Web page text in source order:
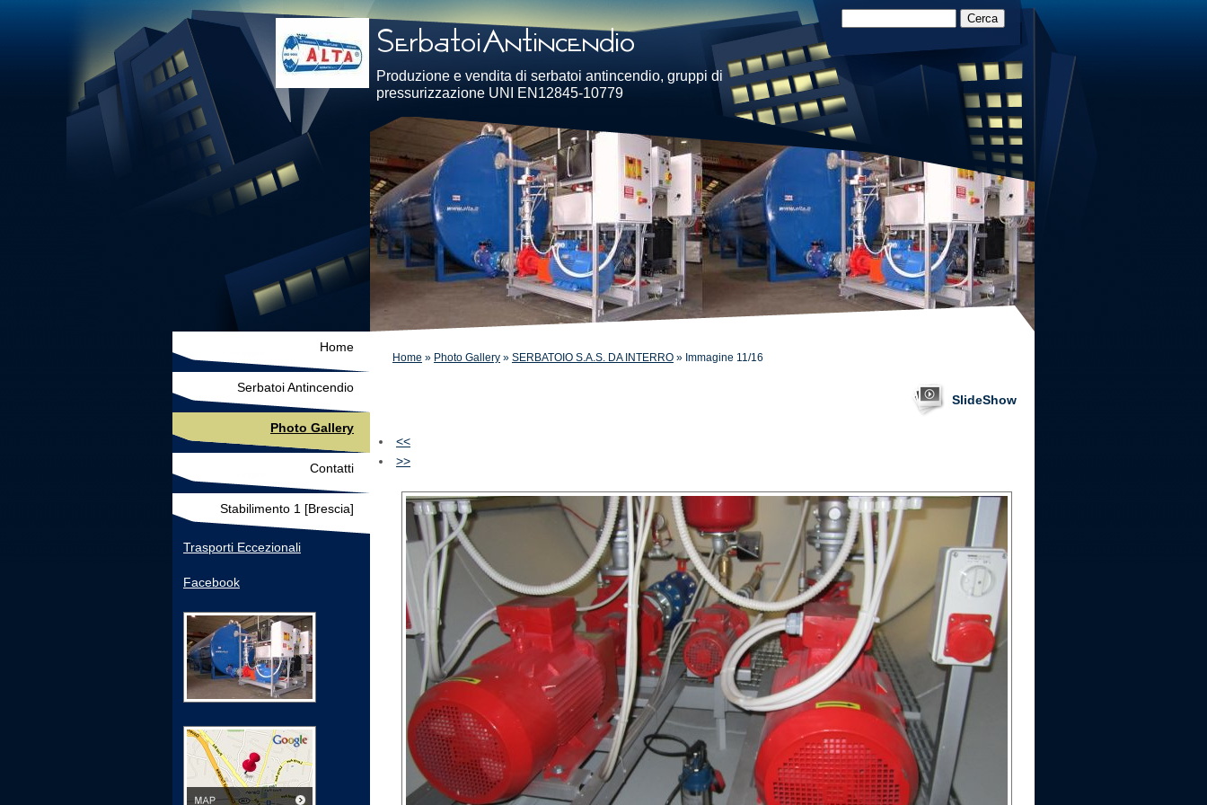
Produzione e vendita di serbatoi antincendio, gruppi di
pressurizzazione UNI EN12845-10779
Home » Photo Gallery » SERBATOIO S.A.S. DA INTERRO » Immagine 11/16
SlideShow
<<
>>
Home
Serbatoi Antincendio
Photo Gallery
Contatti
Stabilimento 1 [Brescia]
Trasporti Eccezionali
Facebook